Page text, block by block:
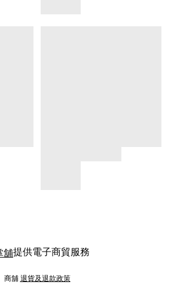
提供電子商貿服務
商舖 退貨及退款政策